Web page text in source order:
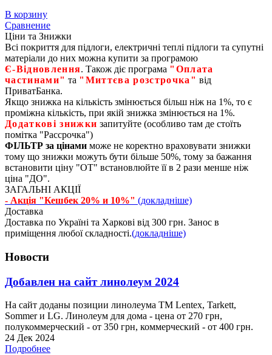
В корзину
Сравнение
Ціни та Знижки
Всі покриття для підлоги, електричні теплі підлоги та супутні
матеріали до них можна купити за програмою
Є‑Відновлення. Також діє програма "Оплата
частинами" та "Миттєва розстрочка" від
ПриватБанка.
Якщо знижка на кількість змінюється більш ніж на 1%, то є
проміжна кількість, при якій знижка змінюється на 1%.
Додаткові знижки запитуйте (особливо там де стоїть
помітка "Рассрочка")
ФІЛЬТР за цінами може не коректно враховувати знижки
тому що знижки можуть бути більше 50%, тому за бажання
встановити ціну "ОТ" встановлюйте її в 2 рази менше ніж
ціна "ДО".
ЗАГАЛЬНІ АКЦІЇ
- Акція "Кешбек 20% и 10%" (докладніше)
Доставка
Доставка по Україні та Харкові від 300 грн. Занос в
приміщення любої складності.(докладніше)
Новости
Добавлен на сайт линолеум 2024
На сайт доданы позиции линолеума ТМ Lentex, Tarkett,
Sommer и LG. Линолеум для дома - цена от 270 грн,
полукоммерческий - от 350 грн, коммерческий - от 400 грн.
24 Дек 2024
Подробнее